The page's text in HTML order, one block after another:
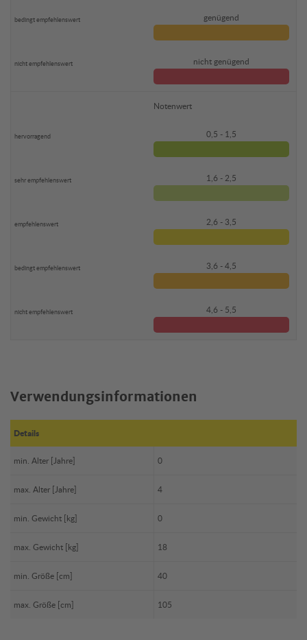
genügend
nicht genügend
Notenwert
0,5 - 1,5
1,6 - 2,5
2,6 - 3,5
3,6 - 4,5
4,6 - 5,5
Verwendungsinformationen
Details
min. Alter [Jahre] 0
max. Alter [Jahre] 4
min. Gewicht [kg] 0
max. Gewicht [kg] 18
min. Größe [cm] 40
max. Größe [cm] 105